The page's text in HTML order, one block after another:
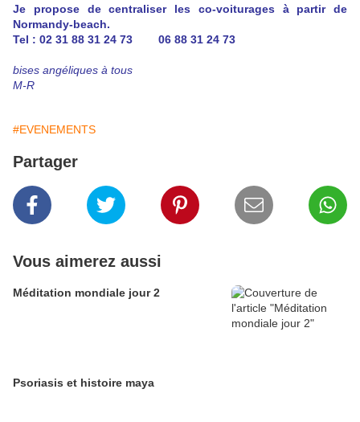
Je propose de centraliser les co-voiturages à partir de
Normandy-beach.
Tel : 02 31 88 31 24 73 06 88 31 24 73
bises angéliques à tous
M-R
#EVENEMENTS
Partager
Vous aimerez aussi
Méditation mondiale jour 2
Psoriasis et histoire maya